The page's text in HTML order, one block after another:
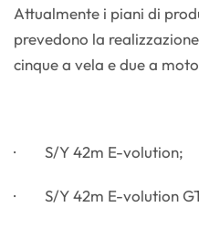
Attualmente i piani di
prevedono la
cinque a vela e due a
· S/Y 42m E-volution;
· S/Y 42m E-volution